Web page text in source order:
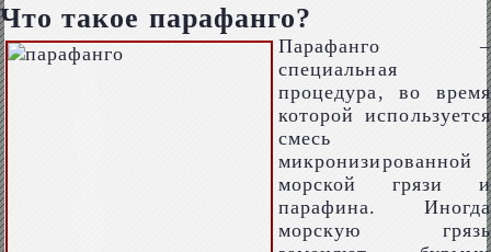
Что такое парафанго?
Парафанго –
специальная
процедура, во время
которой используется
смесь
микронизированной
морской грязи и
парафина. Иногда
морскую грязь